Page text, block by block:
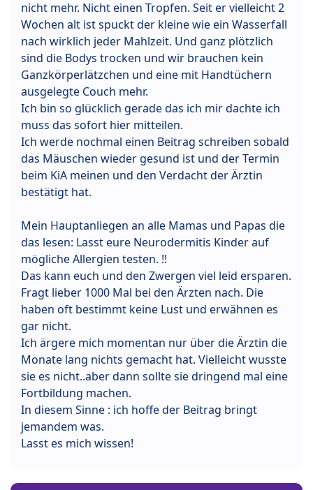
nicht mehr. Nicht einen Tropfen. Seit er vielleicht 2
Wochen alt ist spuckt der kleine wie ein Wasserfall
nach wirklich jeder Mahlzeit. Und ganz plötzlich
sind die Bodys trocken und wir brauchen kein
Ganzkörperlätzchen und eine mit Handtüchern
ausgelegte Couch mehr.
Ich bin so glücklich gerade das ich mir dachte ich
muss das sofort hier mitteilen.
Ich werde nochmal einen Beitrag schreiben sobald
das Mäuschen wieder gesund ist und der Termin
beim KiA meinen und den Verdacht der Ärztin
bestätigt hat.
Mein Hauptanliegen an alle Mamas und Papas die
das lesen: Lasst eure Neurodermitis Kinder auf
mögliche Allergien testen. !!
Das kann euch und den Zwergen viel leid ersparen.
Fragt lieber 1000 Mal bei den Ärzten nach. Die
haben oft bestimmt keine Lust und erwähnen es
gar nicht.
Ich ärgere mich momentan nur über die Ärztin die
Monate lang nichts gemacht hat. Vielleicht wusste
sie es nicht..aber dann sollte sie dringend mal eine
Fortbildung machen.
In diesem Sinne : ich hoffe der Beitrag bringt
jemandem was.
Lasst es mich wissen!